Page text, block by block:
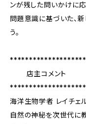
ンが残した問いかけに
問題意識に基づいた、
う。
店主コメント
海洋生物学者 レイチェ
自然の神秘を次世代に